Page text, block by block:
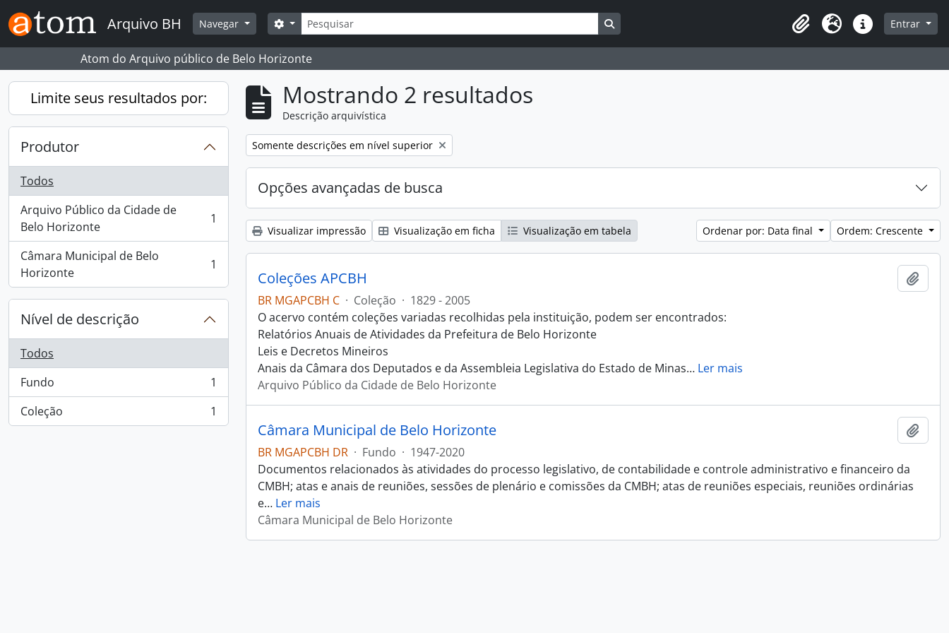
Skip to main content
Arquivo BH Navegar Buscar
Opções de busca
Área de Transferência
Idioma Atalhos Entrar
Atom do Arquivo público de Belo Horizonte
Limite seus resultados por:
Produtor
Todos
Arquivo Público da Cidade de
Belo Horizonte
, 1 resultados 1
Câmara Municipal de Belo
Horizonte
, 1 resultados 1
Nível de descrição
Todos
Fundo
, 1 resultados
1
Coleção
, 1 resultados 1
Mostrando 2 resultados
Descrição arquivística
Remover filtro:
Somente descrições em nível superior
Opções avançadas de busca
Visualizar impressão Visualização em ficha Visualização em tabela Ordenar por: Data final Ordem: Crescente
Coleções APCBH
BR MGAPCBH C · Coleção · 1829 - 2005
O acervo contém coleções variadas recolhidas pela instituição, podem ser encontrados:
Relatórios Anuais de Atividades da Prefeitura de Belo Horizonte
Leis e Decretos Mineiros
Anais da Câmara dos Deputados e da Assembleia Legislativa do Estado de Minas… Ler mais
Arquivo Público da Cidade de Belo Horizonte
Câmara Municipal de Belo Horizonte
BR MGAPCBH DR · Fundo · 1947-2020
Documentos relacionados às atividades do processo legislativo, de contabilidade e controle administrativo e financeiro da
CMBH; atas e anais de reuniões, sessões de plenário e comissões da CMBH; atas de reuniões especiais, reuniões ordinárias
e… Ler mais
Câmara Municipal de Belo Horizonte